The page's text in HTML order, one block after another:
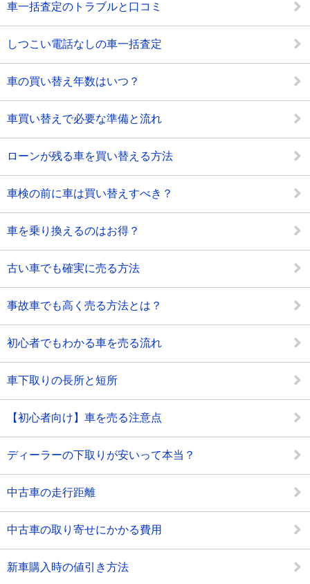
車一括査定のトラブルと口コミ
しつこい電話なしの車一括査定
車の買い替え年数はいつ？
車買い替えで必要な準備と流れ
ローンが残る車を買い替える方法
車検の前に車は買い替えすべき？
車を乗り換えるのはお得？
古い車でも確実に売る方法
事故車でも高く売る方法とは？
初心者でもわかる車を売る流れ
車下取りの長所と短所
【初心者向け】車を売る注意点
ディーラーの下取りが安いって本当？
中古車の走行距離
中古車の取り寄せにかかる費用
新車購入時の値引き方法